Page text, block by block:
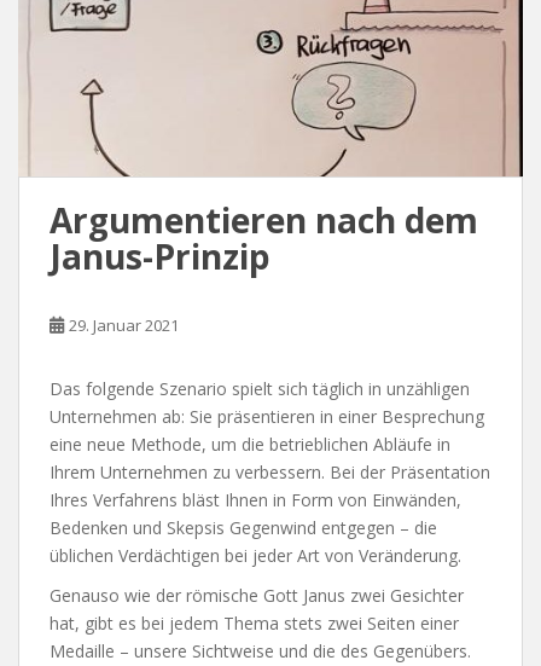
Argumentieren nach dem
Janus-Prinzip
29. Januar 2021
Das folgende Szenario spielt sich täglich in unzähligen
Unternehmen ab: Sie präsentieren in einer Besprechung
eine neue Methode, um die betrieblichen Abläufe in
Ihrem Unternehmen zu verbessern. Bei der Präsentation
Ihres Verfahrens bläst Ihnen in Form von Einwänden,
Bedenken und Skepsis Gegenwind entgegen – die
üblichen Verdächtigen bei jeder Art von Veränderung.
Genauso wie der römische Gott Janus zwei Gesichter
hat, gibt es bei jedem Thema stets zwei Seiten einer
Medaille – unsere Sichtweise und die des Gegenübers.